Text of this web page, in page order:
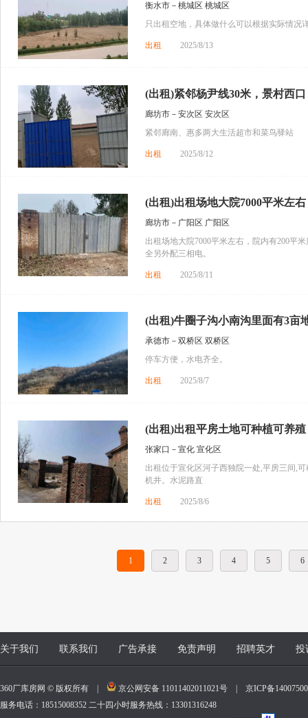
衡水市－桃城区 桃城区
只出租空地，具体做什么可以根据实际情况
出租 2025/8/13
(出租)紧邻杨尹线30米，景村西口
廊坊市－安次区 安次区
紧邻廊南、惠多两大生活超市和菜鸟驿站
出租 2025/8/12
(出租)出租场地大院7000平米左右
廊坊市－广阳区 广阳区
出租场地大院7000平米左右，院内有200平
全另外配三相电。
出租 2025/8/11
(出租)牛圈子沟小南沟里面有3亩
承德市－双桥区 双桥区
停车方便，水电齐全。
出租 2025/8/7
(出租)出租平房土地可种植可养殖
张家口－宣化 宣化区
出租位于宣化区河子西独院一处,平房三间,
机井。水泥路直
出租 2025/8/6
1 2 3 4 5 6
关于我们 联系我们 广告承接 免责声明 招聘英才 投
360厂库房网 © 版权所有 | 京公网安备 11011402011021号
京ICP备
服务电话：18515008352 二十四小时服务热线：13301316248